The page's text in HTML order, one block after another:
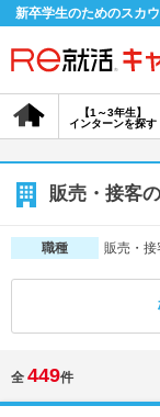
新卒学生のためのスカ
【1～3年生】
インターンを探す
会員
探す
イベントを探す
販売・接客
職種 販売・接
全 449件